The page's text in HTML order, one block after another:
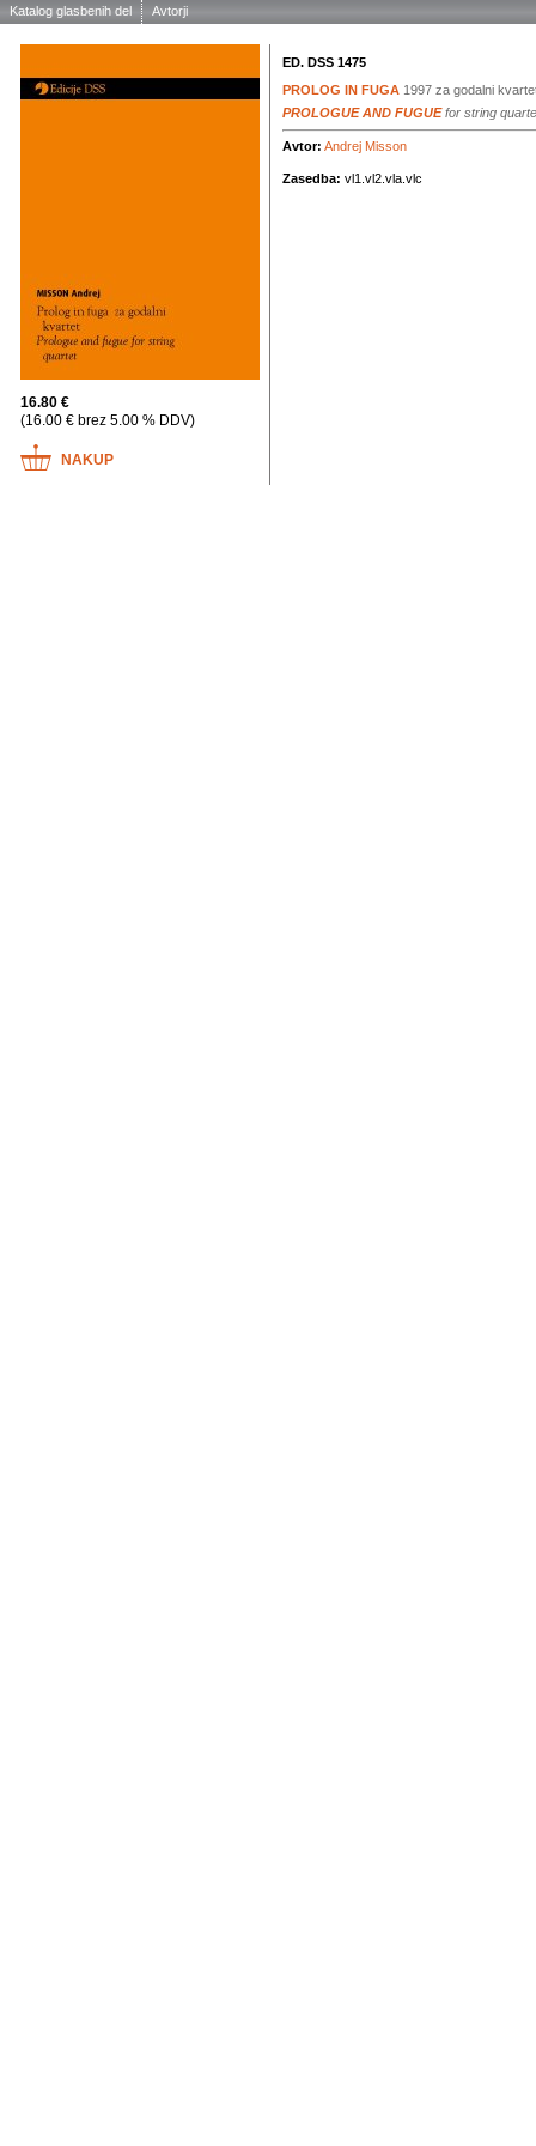
Katalog glasbenih del Avtorji
16.80 €
(16.00 € brez 5.00 % DDV)
NAKUP
ED. DSS 1475
PROLOG IN FUGA 1997 za godalni
PROLOGUE AND FUGUEfor string
Avtor: Andrej Misson
Zasedba: vl1.vl2.vla.vlc